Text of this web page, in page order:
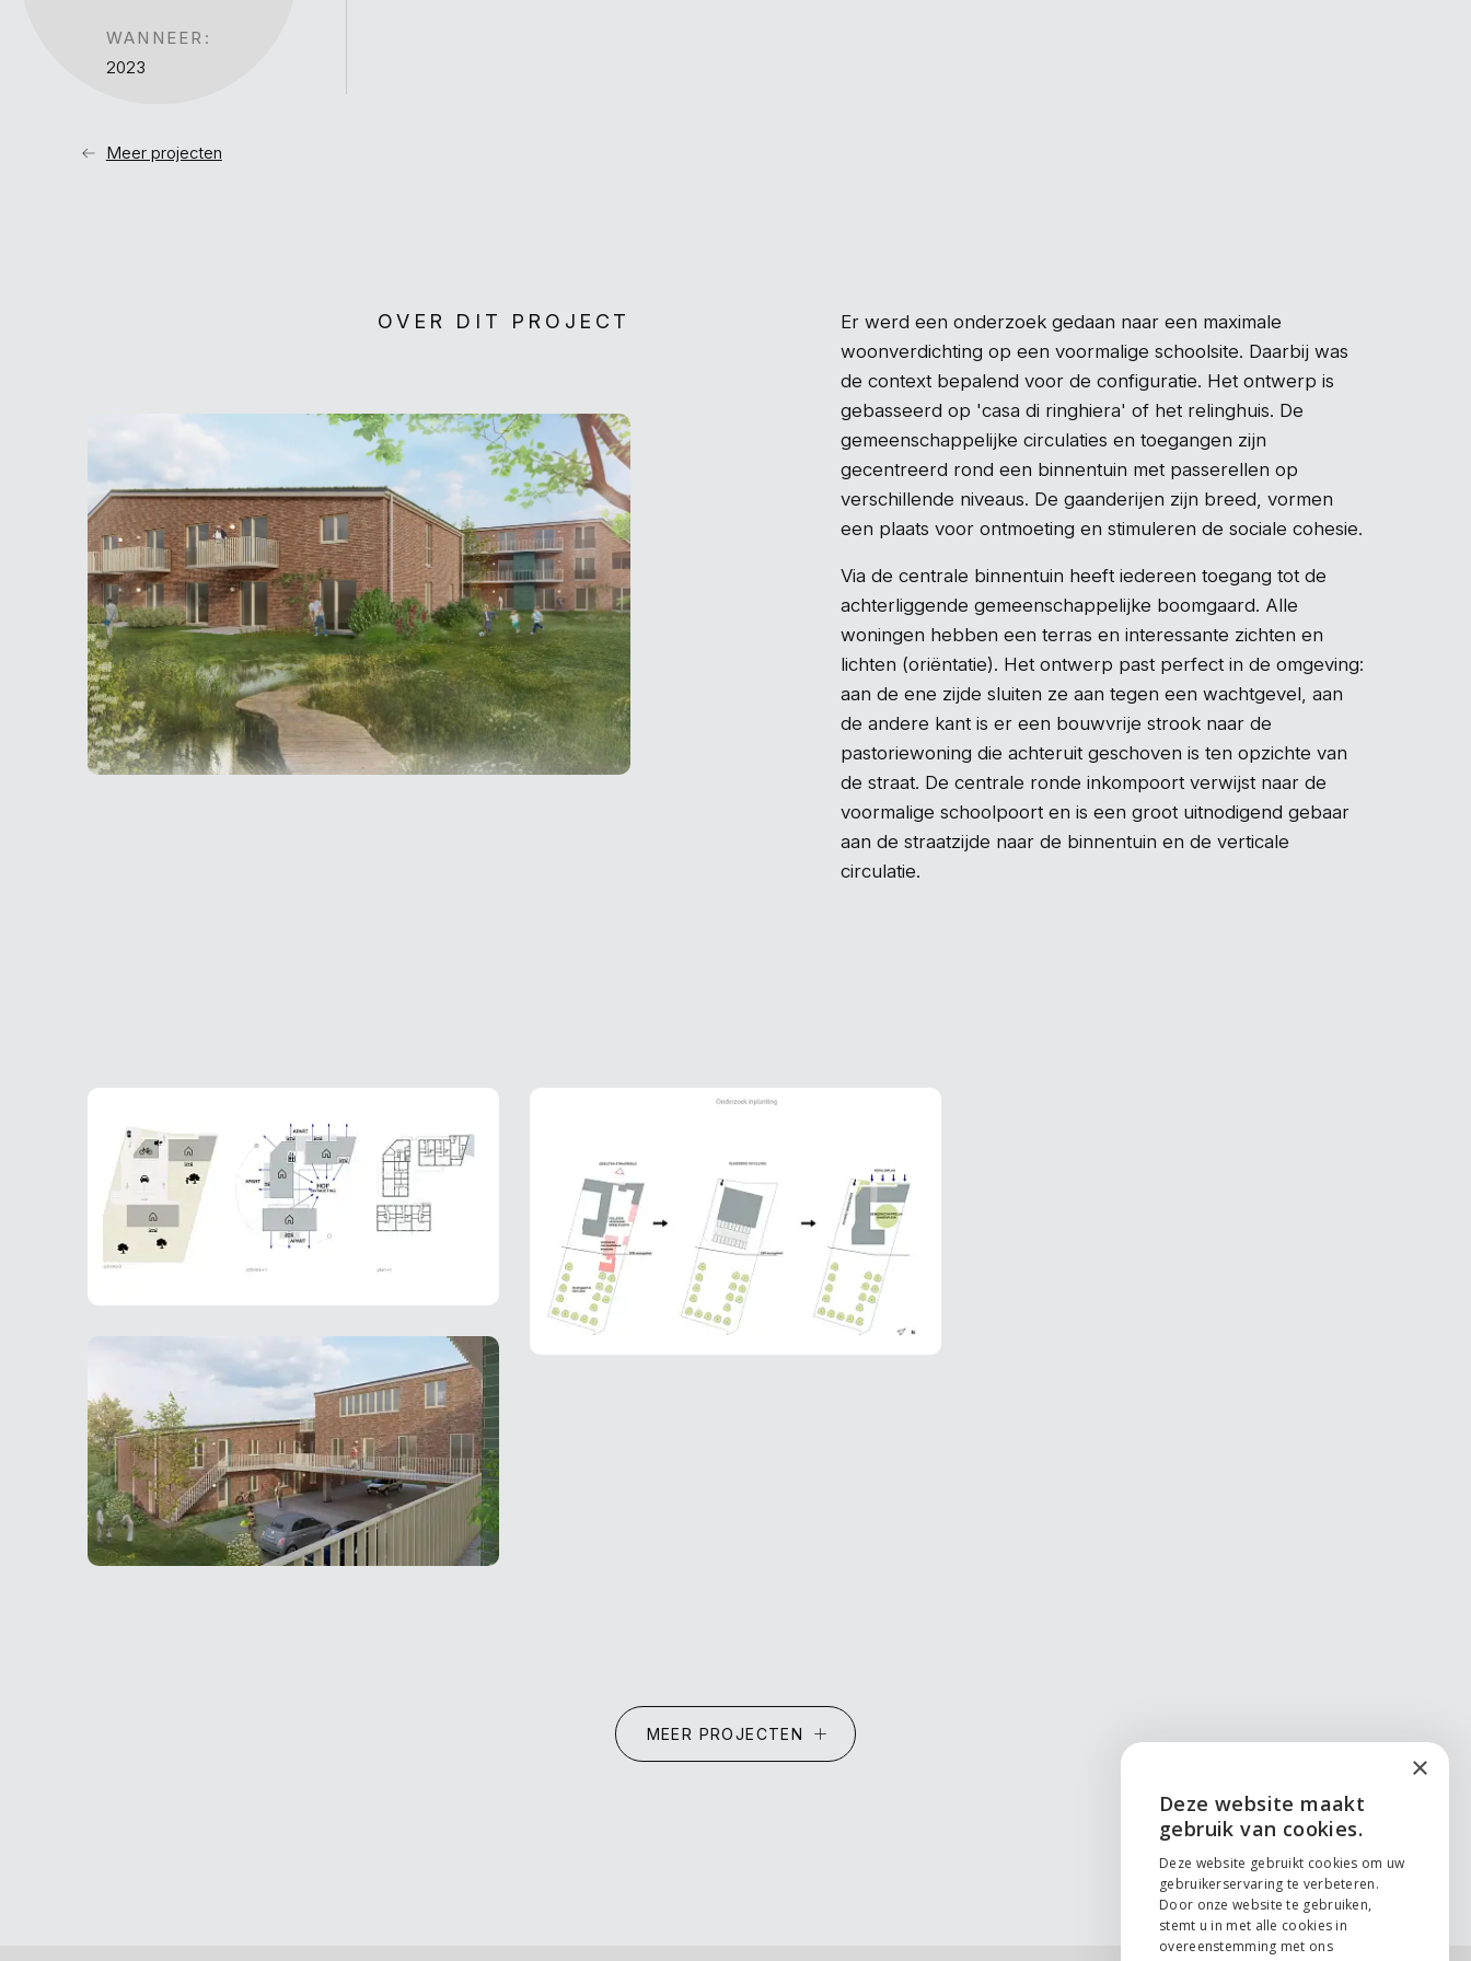
WANNEER:
2023
Meer projecten
OVER DIT PROJECT
Er werd een onderzoek gedaan naar een maximale
woonverdichting op een voormalige schoolsite. Daarbij was
de context bepalend voor de configuratie. Het ontwerp is
gebasseerd op 'casa di ringhiera' of het relinghuis. De
gemeenschappelijke circulaties en toegangen zijn
gecentreerd rond een binnentuin met passerellen op
verschillende niveaus. De gaanderijen zijn breed, vormen
een plaats voor ontmoeting en stimuleren de sociale cohesie.
Via de centrale binnentuin heeft iedereen toegang tot de
achterliggende gemeenschappelijke boomgaard. Alle
woningen hebben een terras en interessante zichten en
lichten (oriëntatie). Het ontwerp past perfect in de omgeving:
aan de ene zijde sluiten ze aan tegen een wachtgevel, aan
de andere kant is er een bouwvrije strook naar de
pastoriewoning die achteruit geschoven is ten opzichte van
de straat. De centrale ronde inkompoort verwijst naar de
voormalige schoolpoort en is een groot uitnodigend gebaar
aan de straatzijde naar de binnentuin en de verticale
circulatie.
MEER PROJECTEN
ENGLISH
NEDERLANDS
FRANÇAIS
×
Deze website maakt
gebruik van cookies.
Deze website gebruikt cookies om uw
gebruikerservaring te verbeteren.
Door onze website te gebruiken,
stemt u in met alle cookies in
overeenstemming met ons